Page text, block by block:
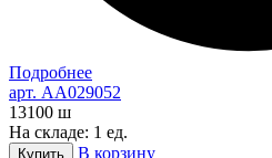
Подробнее
арт. AA029052
13100 ш
На складе: 1 ед.
Купить В корзину